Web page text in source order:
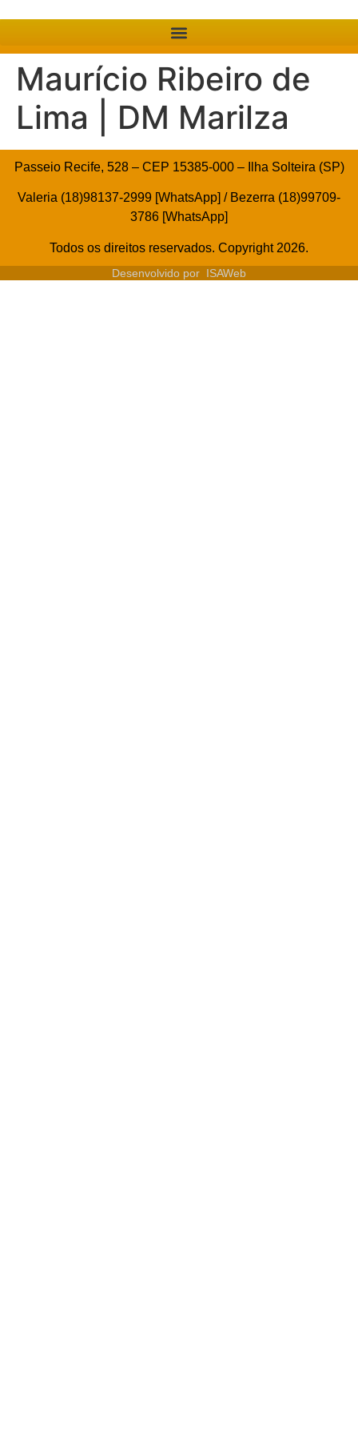
Maurício Ribeiro de
Lima | DM Marilza
Passeio Recife, 528 – CEP 15385-000 – Ilha Solteira (SP)
Valeria (18)98137-2999 [WhatsApp] / Bezerra (18)99709-
3786 [WhatsApp]
Todos os direitos reservados. Copyright 2026.
Desenvolvido por ISAWeb